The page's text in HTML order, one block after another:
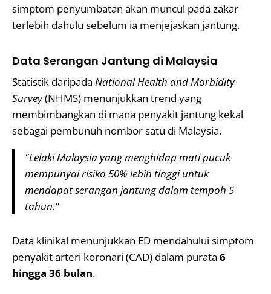
simptom penyumbatan akan muncul pada zakar
terlebih dahulu sebelum ia menjejaskan jantung.
Data Serangan Jantung di Malaysia
Statistik daripada National Health and Morbidity
Survey(NHMS) menunjukkan trend yang
membimbangkan di mana penyakit jantung kekal
sebagai pembunuh nombor satu di Malaysia.
"Lelaki Malaysia yang menghidap mati pucuk
mempunyai risiko 50% lebih tinggi untuk
mendapat serangan jantung dalam tempoh 5
tahun."
Data klinikal menunjukkan ED mendahului simptom
penyakit arteri koronari (CAD) dalam purata 6
hingga 36 bulan.